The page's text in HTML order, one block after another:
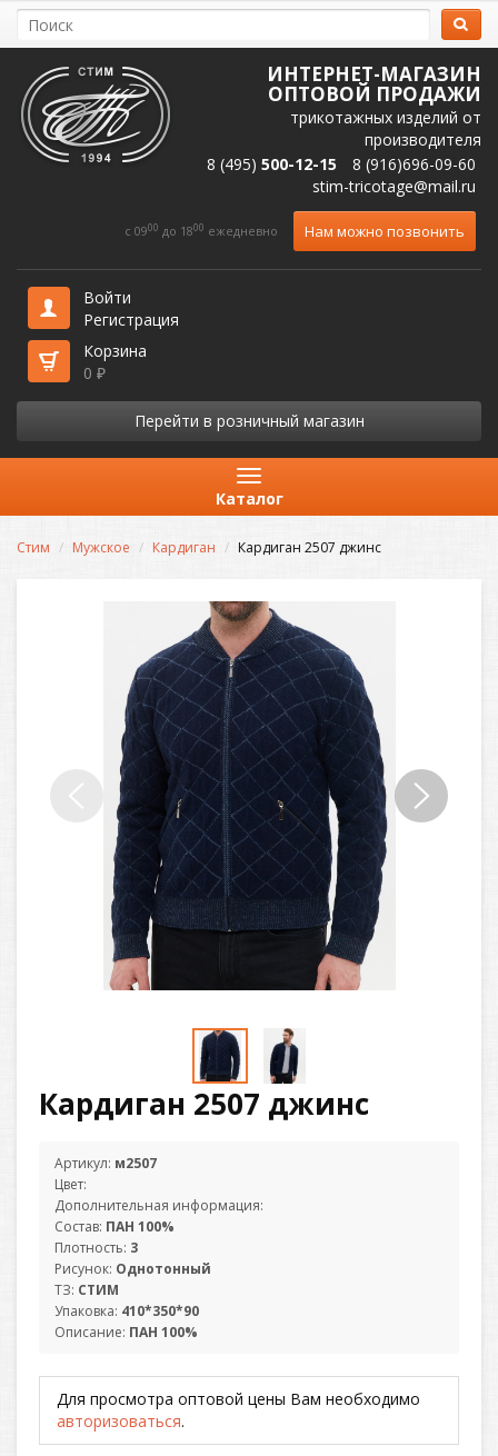
ИНТЕРНЕТ-МАГАЗИН
ОПТОВОЙ ПРОДАЖИ
трикотажных изделий от
производителя
8 (495) 500-12-15
8 (916)696-09-60
stim-tricotage@mail.ru
c 0900 до 1800 ежедневно Нам можно позвонить
Войти
Регистрация
Корзина
0 ₽
Перейти в розничный магазин
Каталог
Стим Мужское Кардиган Кардиган 2507 джинс
Кардиган 2507 джинс
Артикул: м2507
Цвет:
Дополнительная информация:
Состав: ПАН 100%
Плотность: 3
Рисунок: Однотонный
ТЗ: СТИМ
Упаковка: 410*350*90
Описание: ПАН 100%
Для просмотра оптовой цены Вам необходимо
авторизоваться.